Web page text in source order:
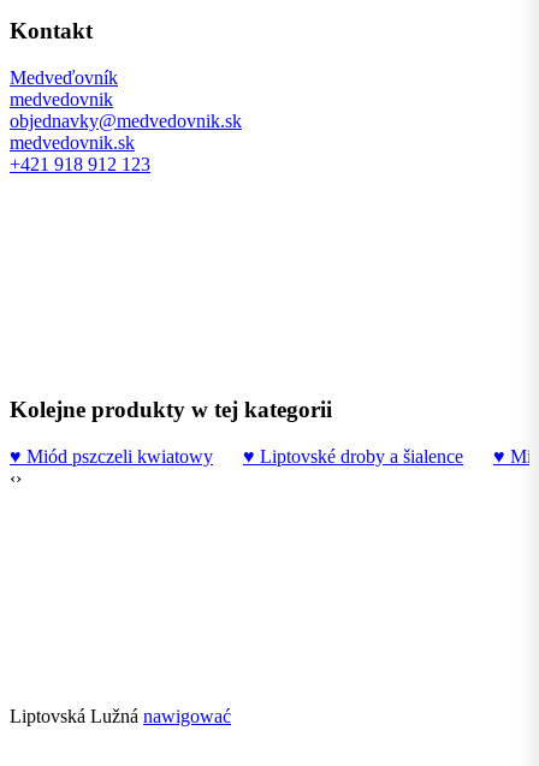
Kontakt
Medveďovník
medvedovnik
objednavky@medvedovnik.sk
medvedovnik.sk
+421 918 912 123
Kolejne produkty w tej kategorii
♥ Miód pszczeli kwiatowy ♥ Liptovské droby a šialence ♥
‹›
Liptovská Lužná nawigować